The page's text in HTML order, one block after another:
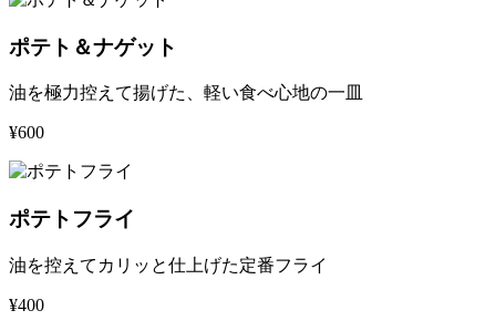
ポテト＆ナゲット
油を極力控えて揚げた、軽い食べ心地の一皿
¥600
ポテトフライ
油を控えてカリッと仕上げた定番フライ
¥400